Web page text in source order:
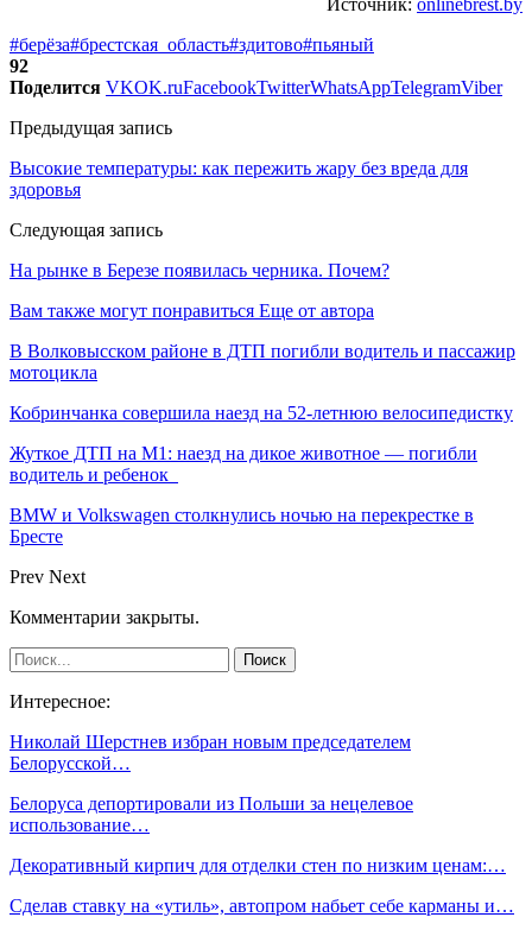
#берёза#брестская_область#здитово#пьяный
92
Поделится VKOK.ruFacebookTwitterWhatsAppTelegramViber
Предыдущая запись
Высокие температуры: как пережить жару без вреда для
здоровья
Следующая запись
На рынке в Березе появилась черника. Почем?
Вам также могут понравиться Еще от автора
В Волковысском районе в ДТП погибли водитель и пассажир
мотоцикла
Кобринчанка совершила наезд на 52-летнюю велосипедистку
Жуткое ДТП на М1: наезд на дикое животное — погибли
водитель и ребенок
BMW и Volkswagen столкнулись ночью на перекрестке в
Бресте
Prev Next
Комментарии закрыты.
Интересное:
Николай Шерстнев избран новым председателем
Белорусской…
Белоруса депортировали из Польши за нецелевое
использование…
Декоративный кирпич для отделки стен по низким ценам:…
Сделав ставку на «утиль», автопром набьет себе карманы и…